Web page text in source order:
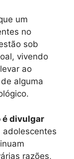
um
no
sob
vivendo
ao
alguma
é divulgar
adolescentes
razões,